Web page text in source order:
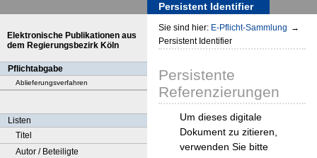
Persistent Identifier
Elektronische Publikationen aus
dem Regierungsbezirk Köln
Pflichtabgabe
Ablieferungsverfahren
Listen
Titel
Autor / Beteiligte
Sie sind hier: E-Pflicht-Sammlung →
Persistent Identifier
Persistente
Referenzierungen
Um dieses digitale
Dokument zu zitieren,
verwenden Sie bitte